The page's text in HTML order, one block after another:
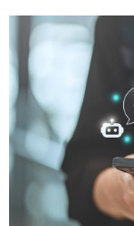
van SUN zijn
gezin met zeven
stichting ontvangt
Petra Hoogerwerf
Hoeve over het